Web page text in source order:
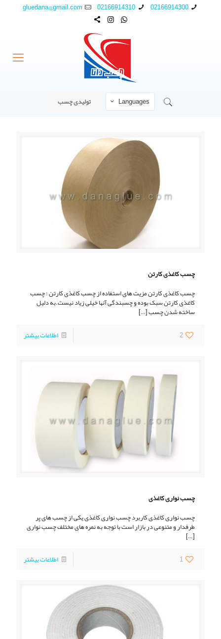
02166914300
02166914310
gluedana@gmail.com
Languages تولیدی چسب
چسب کاغذی کارتن
چسب کاغذی کارتن مزیت های استفاده از چسب کاغذی کارتن : چسب
کاغذی کارتن سبک بوده و چسبندگی آنها خیلی زیاد نیست.به دلیل
ساخته شدن چسب[…]
2
اطلاعات بیشتر
چسب نواری کاغذی
چسب نواری کاغذی کاربرد چسب نواری کاغذی یکی از چسب های پر
طرفدار و متنوعی در بازار است با توجه به نمره های مختلف چسب نواری
[…]
1
اطلاعات بیشتر